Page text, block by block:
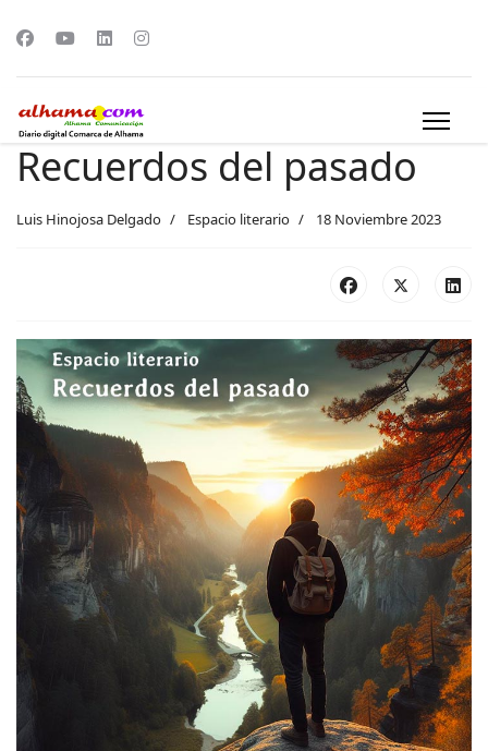
Recuerdos del pasado
Luis Hinojosa Delgado Espacio literario 18 Noviembre 2023